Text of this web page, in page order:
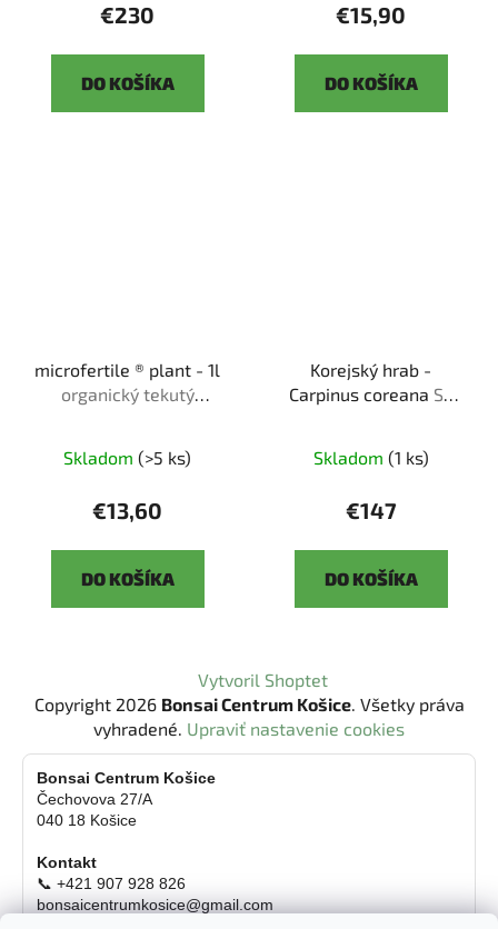
€230
DO KOŠÍKA
€15,90
DO KOŠÍKA
microfertile ® plant - 1l
organický tekutý
Skladom (>5 ks)
€13,60
DO KOŠÍKA
Korejský hrab -
Carpinus coreana SK
Skladom (1 ks)
€147
DO KOŠÍKA
Vytvoril Shoptet
Copyright 2026 Bonsai Centrum Košice. Všetky práva
vyhradené. Upraviť nastavenie cookies
Bonsai Centrum Košice
Čechovova 27/A
040 18 Košice
Kontakt
📞 +421 907 928 826
bonsaicentrumkosice@gmail.com